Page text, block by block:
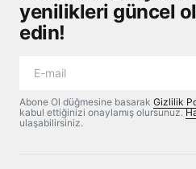
yenilikleri güncel
edin!
Abone Ol düğmesine basarak Gizlilik
kabul ettiğinizi onaylamış olursunuz.
ulaşabilirsiniz.